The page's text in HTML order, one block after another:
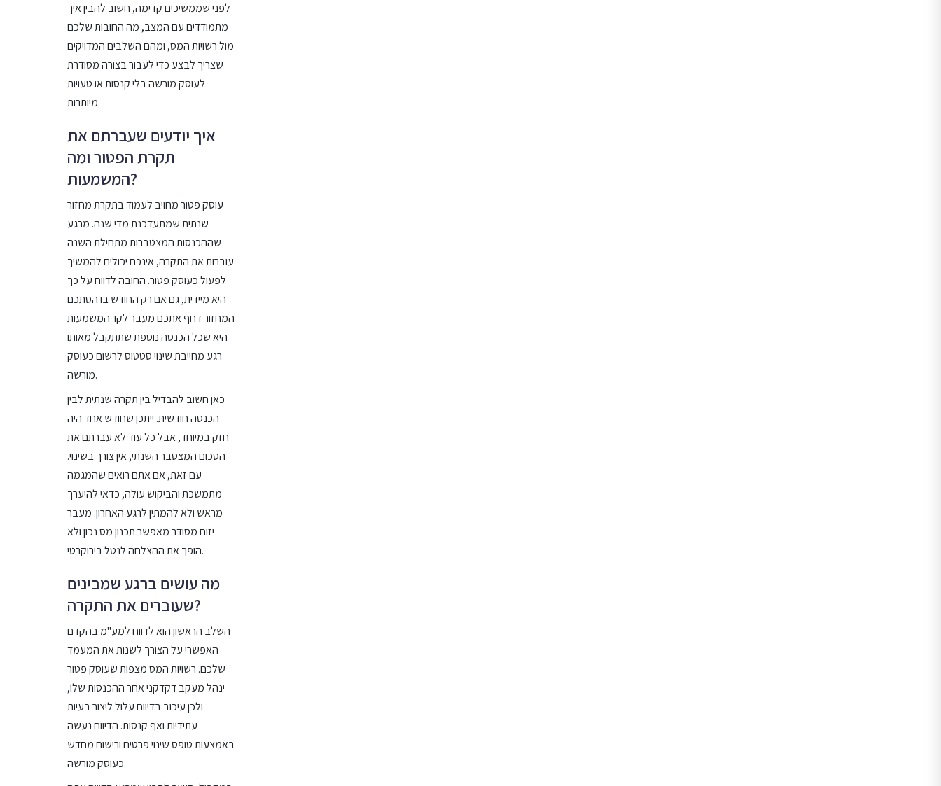
לפני שממשיכים קדימה, חשוב להבין איך
מתמודדים עם המצב, מה החובות שלכם
מול רשויות המס, ומהם השלבים המדויקים
שצריך לבצע כדי לעבור בצורה מסודרת
לעוסק מורשה בלי קנסות או טעויות
מיותרות.
איך יודעים שעברתם את
תקרת הפטור ומה
המשמעות?
עוסק פטור מחויב לעמוד בתקרת מחזור
שנתית שמתעדכנת מדי שנה. מרגע
שההכנסות המצטברות מתחילת השנה
עוברות את התקרה, אינכם יכולים להמשיך
לפעול כעוסק פטור. החובה לדווח על כך
היא מיידית, גם אם רק החודש בו הסתכם
המחזור דחף אתכם מעבר לקו. המשמעות
היא שכל הכנסה נוספת שתתקבל מאותו
רגע מחייבת שינוי סטטוס לרשום כעוסק
מורשה.
כאן חשוב להבדיל בין תקרה שנתית לבין
הכנסה חודשית. ייתכן שחודש אחד היה
חזק במיוחד, אבל כל עוד לא עברתם את
הסכום המצטבר השנתי, אין צורך בשינוי.
עם זאת, אם אתם רואים שהמגמה
מתמשכת והביקוש עולה, כדאי להיערך
מראש ולא להמתין לרגע האחרון. מעבר
יזום מסודר מאפשר תכנון מס נכון ולא
הופך את ההצלחה לנטל בירוקרטי.
מה עושים ברגע שמבינים
שעוברים את התקרה?
השלב הראשון הוא לדווח למע"מ בהקדם
האפשרי על הצורך לשנות את המעמד
שלכם. רשויות המס מצפות שעוסק פטור
ינהל מעקב דקדקני אחר ההכנסות שלו,
ולכן עיכוב בדיווח עלול ליצור בעיות
עתידיות ואף קנסות. הדיווח נעשה
באמצעות טופס שינוי פרטים ורישום מחדש
כעוסק מורשה.